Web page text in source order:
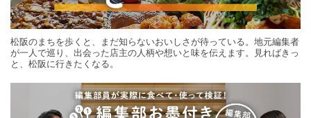
松阪のまちを歩くと、まだ知らないおいしさが待っている。地元編集者
が一人で巡り、出会った店主の人柄や想いと味を伝えます。見ればきっ
と、松阪に行きたくなる。